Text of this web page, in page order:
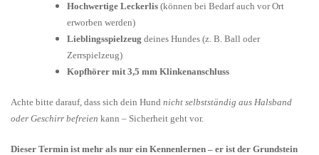
Hochwertige Leckerlis (können bei Bedarf auch vor Ort
erworben werden)
Lieblingsspielzeug deines Hundes (z. B. Ball oder
Zerrspielzeug)
Kopfhörer mit 3,5 mm Klinkenanschluss
Achte bitte darauf, dass sich dein Hund nicht selbstständig aus Halsband
oder Geschirr befreien kann – Sicherheit geht vor.
Dieser Termin ist mehr als nur ein Kennenlernen – er ist der Grundstein